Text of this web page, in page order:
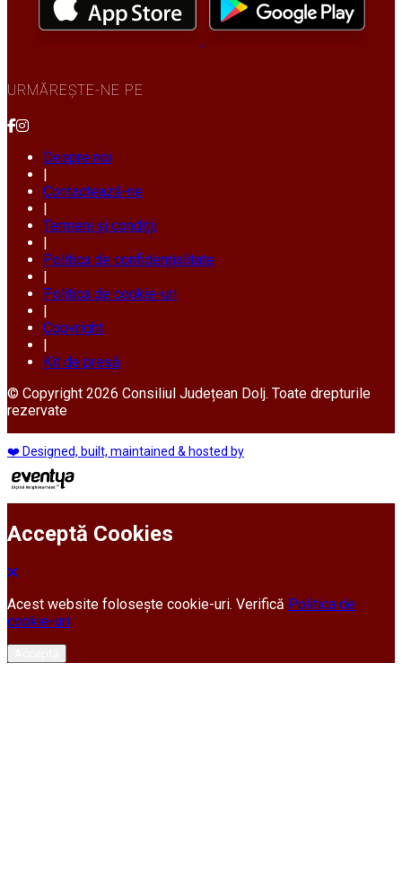
URMĂREȘTE-NE PE
Despre noi
Contactează-ne
Termeni și condiții
Politica de confidențialitate
Politica de cookie-uri
Copyright
Kit de presă
© Copyright 2026 Consiliul Județean Dolj. Toate drepturile
rezervate
❤️ Designed, built, maintained & hosted by
Acceptă Cookies
Acest website folosește cookie-uri. Verifică Politica de
cookie-uri